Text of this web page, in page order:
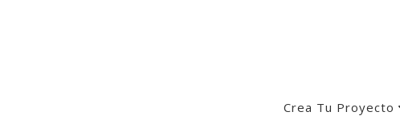
Crea Tu Proyecto